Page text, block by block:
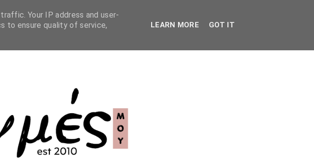
Your IP address and user-
to ensure quality of service,
LEARN MORE GOT IT